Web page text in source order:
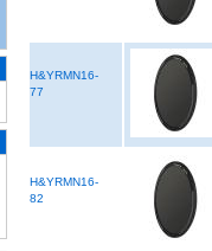
H&YRMN16-
77
H&YRMN16-
82